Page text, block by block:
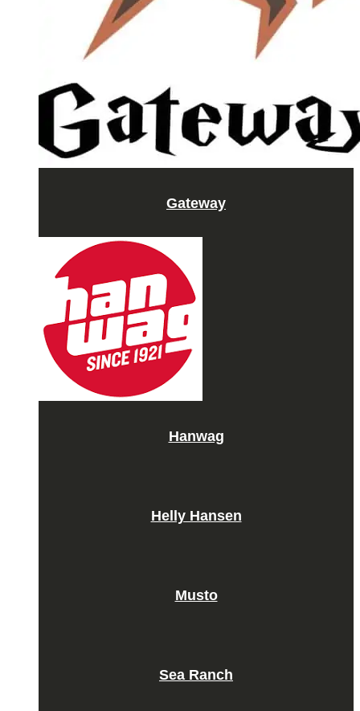
Gateway
Hanwag
Helly Hansen
Musto
Sea Ranch